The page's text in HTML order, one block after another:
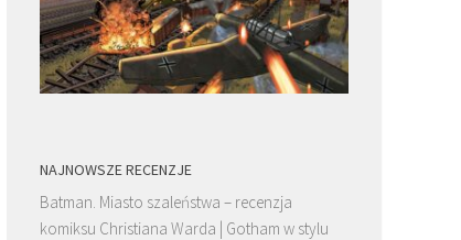
NAJNOWSZE RECENZJE
Batman. Miasto szaleństwa – recenzja
komiksu Christiana Warda | Gotham w stylu